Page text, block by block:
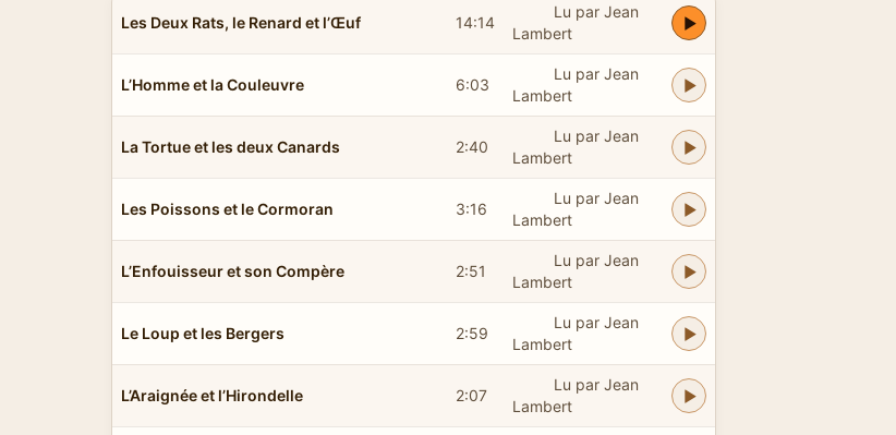
Les Deux Rats, le Renard et l’Œuf 14:14
Lu par Jean
Lambert
L’Homme et la Couleuvre 6:03
Lu par Jean
Lambert
La Tortue et les deux Canards 2:40
Lu par Jean
Lambert
Les Poissons et le Cormoran 3:16
Lu par Jean
Lambert
L’Enfouisseur et son Compère 2:51
Lu par Jean
Lambert
Le Loup et les Bergers 2:59
Lu par Jean
Lambert
L’Araignée et l’Hirondelle 2:07
Lu par Jean
Lambert